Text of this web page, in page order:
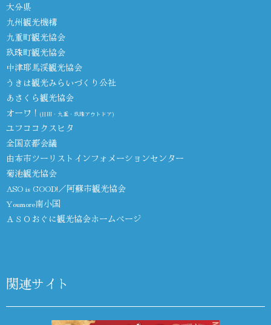
大分県
九州観光機構
九重町観光協会
玖珠町観光協会
中津耶馬渓観光協会
うきは観光みらいづくり公社
あさくら観光協会
オーワ！ (日田・九重・玖珠アウトドア)
ユフココクスヒタ
全国京都会議
由布市ツーリストインフォメーションセンター
菊池観光協会
ASO is GOOD!／阿蘇市観光協会
Youmore南小国
ＡＳＯおぐに観光協会ホームページ
関連サイト